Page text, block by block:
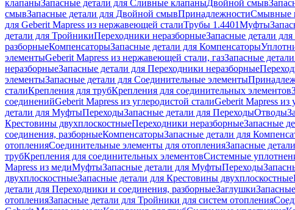
клапаныЗапасные детали для Сливные клапаныДвойной смыв
смывЗапасные детали для Двойной смывПринадлежностиСмывные
для Geberit Mapress из нержавеющей сталиТрубы 1.4401Муфты
детали для ТройникиПереходники неразборныеЗапасные детали
разборныеКомпенсаторыЗапасные детали для Компенсаторы
элементыGeberit Mapress из нержавеющей стали, газЗапасные
неразборныеЗапасные детали для Переходники неразборные
элементыЗапасные детали для Соединительные элементы
сталиКрепления для трубКрепления для соединительных элементов
соединенийGeberit Mapress из углеродистой сталиGeberit Mapress из
детали для МуфтыПереходыЗапасные детали для ПереходыОтводы
Крестовины двухплоскостныеПереходники неразборныеЗапасные
соединения, разборныеКомпенсаторыЗапасные детали для
отопленияСоединительные элементы для отопленияЗапасные
трубКрепления для соединительных элементовСистемные
Mapress из медиМуфтыЗапасные детали для МуфтыПереходы
двухплоскостныеЗапасные детали для Крестовины двухплоскостные
детали для Переходники и соединения, разборныеЗаглушки
отопленияЗапасные детали для Тройники для систем отопления